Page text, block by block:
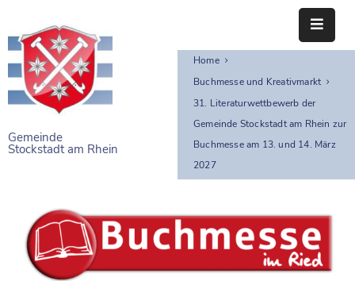
Gemeinde
Stockstadt am Rhein
STARTSEITE
RATHAUS
BÜRGERSERVICE
NAHERHOLUNG
FREIZEITEINRICHTUNGEN
Home
Buchmesse und Kreativmarkt
31. Literaturwettbewerb der
Gemeinde Stockstadt am Rhein zur
Buchmesse am 13. und 14. März
2027